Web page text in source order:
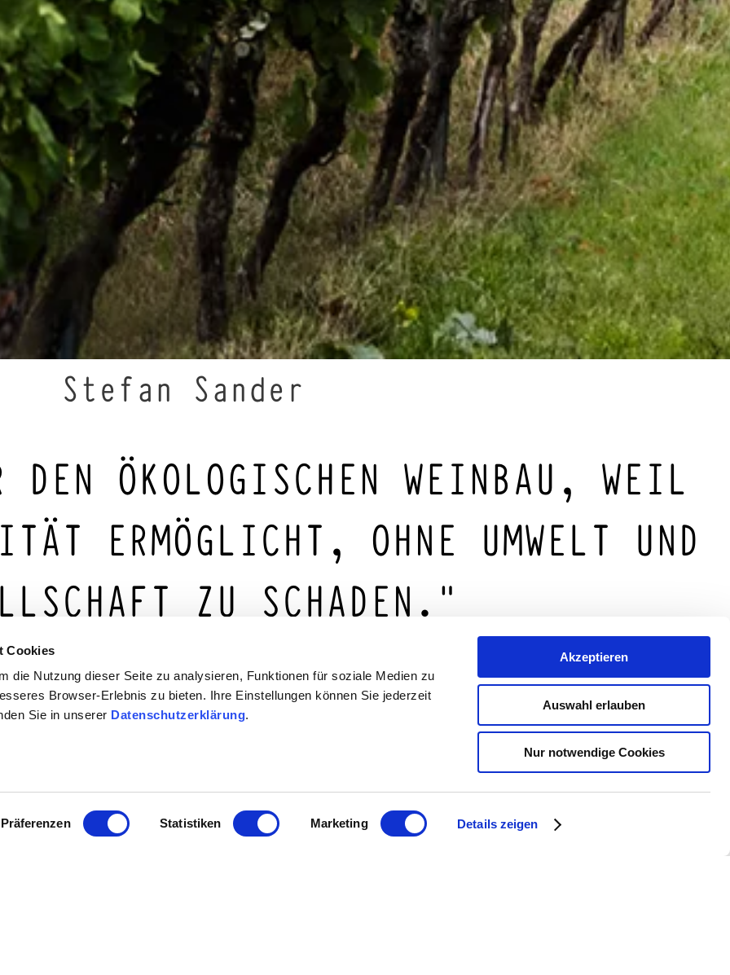
Cookies
die Nutzung dieser Seite zu analysieren, Funktionen für soziale Medien zu
Browser-Erlebnis zu bieten. Ihre Einstellungen können Sie jederzeit
Sie in unserer Datenschutzerklärung.
Präferenzen Statistiken Marketing Details zeigen
Akzeptieren
Auswahl erlauben
Nur notwendige Cookies
Stefan Sander
ÖKOLOGISCHEN WEINBAU, WEIL
ERMÖGLICHT, OHNE UMWELT UND
ZU SCHADEN.“
tiefen Verbundenheit zur Natur steht Stefan Sander für den ökologischen Weinbau in Rheinhessen.
Pionieren des Bio-Weinbaus in der Region und setzt sich seit Jahrzehnten für nachhaltiges
Jubiläen: 70 Jahre Bio-Weinbau und 40 Jahre Naturland-Mitgliedschaft. Als erstes Bio-Weingut
dass Qualität, Umweltbewusstsein und langfristiges Denken erfolgreich zusammengehen.